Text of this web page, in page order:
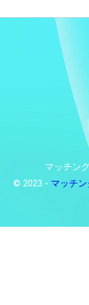
マッチン
© 2023 - マッチン